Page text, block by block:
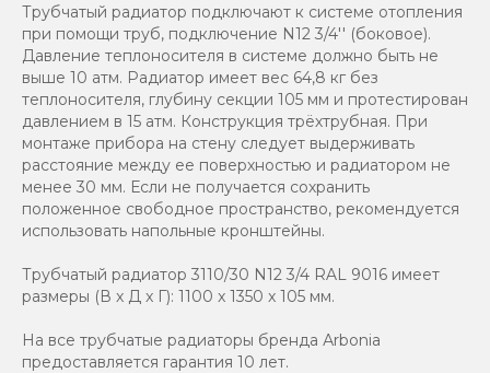
Трубчатый радиатор подключают к системе отопления
при помощи труб, подключение N12 3/4'' (боковое).
Давление теплоносителя в системе должно быть не
выше 10 атм. Радиатор имеет вес 64,8 кг без
теплоносителя, глубину секции 105 мм и протестирован
давлением в 15 атм. Конструкция трёхтрубная. При
монтаже прибора на стену следует выдерживать
расстояние между ее поверхностью и радиатором не
менее 30 мм. Если не получается сохранить
положенное свободное пространство, рекомендуется
использовать напольные кронштейны.
Трубчатый радиатор 3110/30 N12 3/4 RAL 9016 имеет
размеры (В x Д x Г): 1100 x 1350 x 105 мм.
На все трубчатые радиаторы бренда Аrbonia
предоставляется гарантия 10 лет.